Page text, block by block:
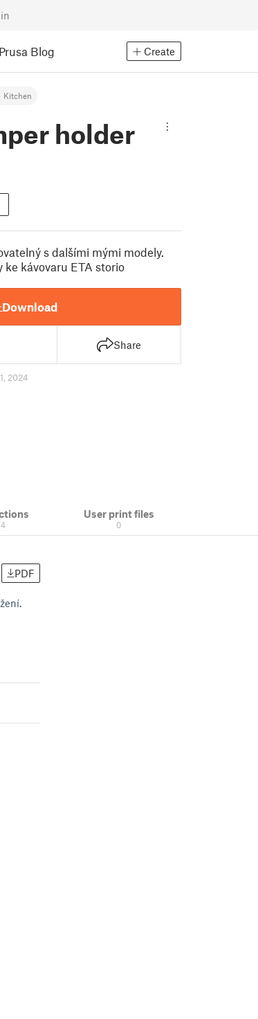
Prusa Blog Create
Kitchen
holder
s dalšími mými modely.
ke kávovaru ETA storio
Download
Share
2024
User print files
0
PDF